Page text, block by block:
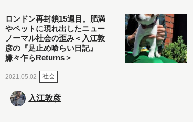
ロンドン再封鎖15週目。肥満
やペットに現れ出したニュー
ノーマル社会の歪み＜入江敦
彦の『足止め喰らい日記』
嫌々乍らReturns＞
2021.05.02 社会
入江敦彦